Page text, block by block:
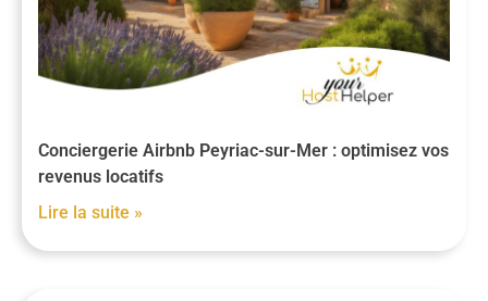
Conciergerie Airbnb Peyriac-sur-Mer : optimisez vos
revenus locatifs
Lire la suite »